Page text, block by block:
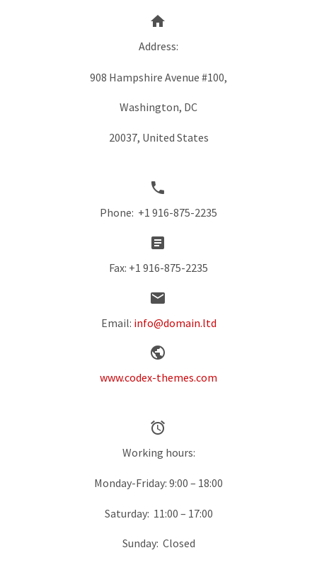


Address:
908 Hampshire Avenue #100,
Washington, DC
20037, United States


Phone: +1 916-875-2235


Fax: +1 916-875-2235


Email: info@domain.ltd


www.codex-themes.com


Working hours:
Monday-Friday: 9:00 – 18:00
Saturday: 11:00 – 17:00
Sunday: Closed